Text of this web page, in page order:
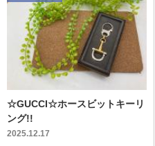
☆GUCCI☆ホースビットキーリ
ング!!
2025.12.17